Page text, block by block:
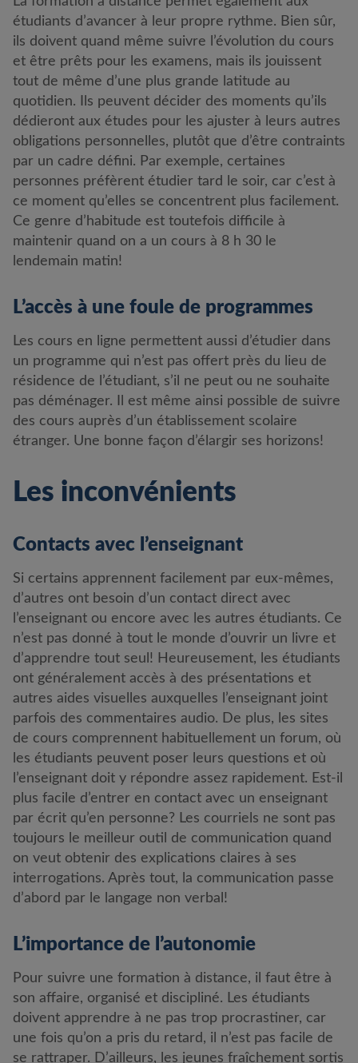
étudiants d’avancer à leur propre rythme. Bien sûr,
ils doivent quand même suivre l’évolution du cours
et être prêts pour les examens, mais ils jouissent
tout de même d’une plus grande latitude au
quotidien. Ils peuvent décider des moments qu’ils
dédieront aux études pour les ajuster à leurs autres
obligations personnelles, plutôt que d’être contraints
par un cadre défini. Par exemple, certaines
personnes préfèrent étudier tard le soir, car c’est à
ce moment qu’elles se concentrent plus facilement.
Ce genre d’habitude est toutefois difficile à
maintenir quand on a un cours à 8 h 30 le
lendemain matin!
L’accès à une foule de programmes
Les cours en ligne permettent aussi d’étudier dans
un programme qui n’est pas offert près du lieu de
résidence de l’étudiant, s’il ne peut ou ne souhaite
pas déménager. Il est même ainsi possible de suivre
des cours auprès d’un établissement scolaire
étranger. Une bonne façon d’élargir ses horizons!
Les inconvénients
Contacts avec l’enseignant
Si certains apprennent facilement par eux-mêmes,
d’autres ont besoin d’un contact direct avec
l’enseignant ou encore avec les autres étudiants. Ce
n’est pas donné à tout le monde d’ouvrir un livre et
d’apprendre tout seul! Heureusement, les étudiants
ont généralement accès à des présentations et
autres aides visuelles auxquelles l’enseignant joint
parfois des commentaires audio. De plus, les sites
de cours comprennent habituellement un forum, où
les étudiants peuvent poser leurs questions et où
l’enseignant doit y répondre assez rapidement. Est-il
plus facile d’entrer en contact avec un enseignant
par écrit qu’en personne? Les courriels ne sont pas
toujours le meilleur outil de communication quand
on veut obtenir des explications claires à ses
interrogations. Après tout, la communication passe
d’abord par le langage non verbal!
L’importance de l’autonomie
Pour suivre une formation à distance, il faut être à
son affaire, organisé et discipliné. Les étudiants
doivent apprendre à ne pas trop procrastiner, car
une fois qu’on a pris du retard, il n’est pas facile de
se rattraper. D’ailleurs, les jeunes fraîchement sortis